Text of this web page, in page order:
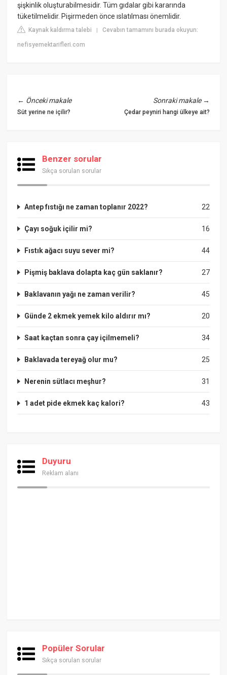
şişkinlik oluşturabilmesidir. Tüm gıdalar gibi kararında
tüketilmelidir. Pişirmeden önce ıslatılması önemlidir.
Kaynak kaldırma talebi |Cevabın tamamını burada okuyun:
nefisyemektarifleri.com
← Önceki makale
Süt yerine ne içilir?
Sonraki makale→
Çedar peyniri hangi ülkeye ait?
Benzer sorular
Sıkça sorulan sorular
22
Antep fıstığı ne zaman toplanır 2022?
16
Çayı soğuk içilir mi?
44
Fıstık ağacı suyu sever mi?
27
Pişmiş baklava dolapta kaç gün saklanır?
45
Baklavanın yağı ne zaman verilir?
20
Günde 2 ekmek yemek kilo aldırır mı?
34
Saat kaçtan sonra çay içilmemeli?
25
Baklavada tereyağ olur mu?
31
Nerenin sütlacı meşhur?
43
1 adet pide ekmek kaç kalori?
Duyuru
Reklam alanı
Popüler Sorular
Sıkça sorulan sorular